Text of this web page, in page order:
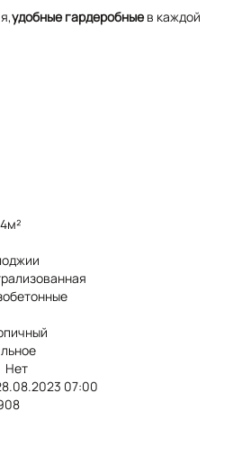
удобныегардеробныев каждой
из качественных и дорогих
техника и мебель
«NEFF»,
духовой шкаф, стиральная
водонагреватель.
на заказ, столешница из
полы.
в стоимость), имеются свои
лоджии
Нет
28.08.2023 07:00